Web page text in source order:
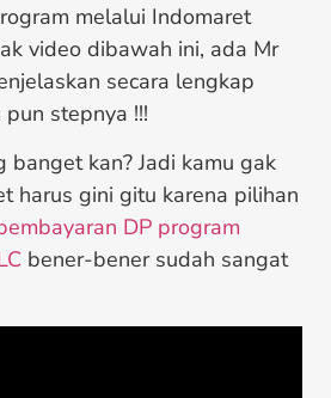
melalui Indomaret
video dibawah ini, ada Mr
secara lengkap
stepnya !!!
banget kan? Jadi kamu gak
harus gini gitu karena pilihan
DP program
bener-bener sudah sangat